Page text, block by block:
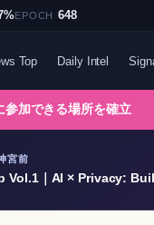
EPOCH 648
Top Daily Intel
加できる場所を確立
宮前
｜AI × Privacy: